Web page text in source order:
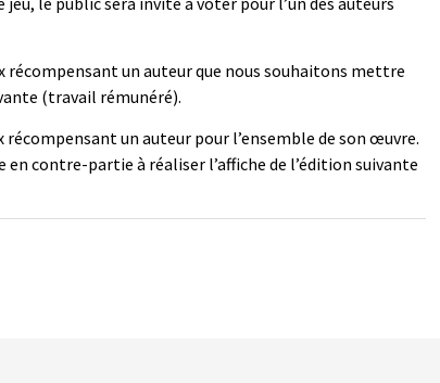
récompensant un auteur que nous souhaitons mettre
(travail rémunéré).
récompensant un auteur pour l’ensemble de son œuvre.
en contre-partie à réaliser l’affiche de l’édition suivante